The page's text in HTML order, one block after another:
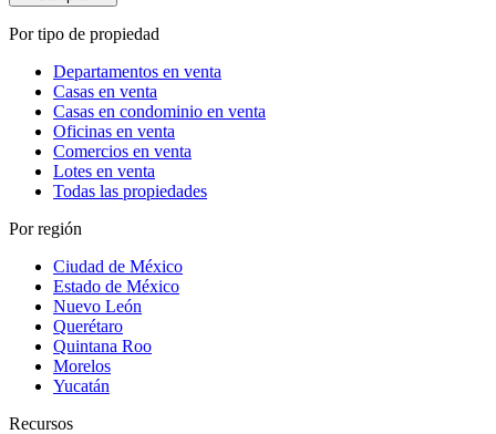
Por tipo de propiedad
Departamentos en venta
Casas en venta
Casas en condominio en venta
Oficinas en venta
Comercios en venta
Lotes en venta
Todas las propiedades
Por región
Ciudad de México
Estado de México
Nuevo León
Querétaro
Quintana Roo
Morelos
Yucatán
Recursos